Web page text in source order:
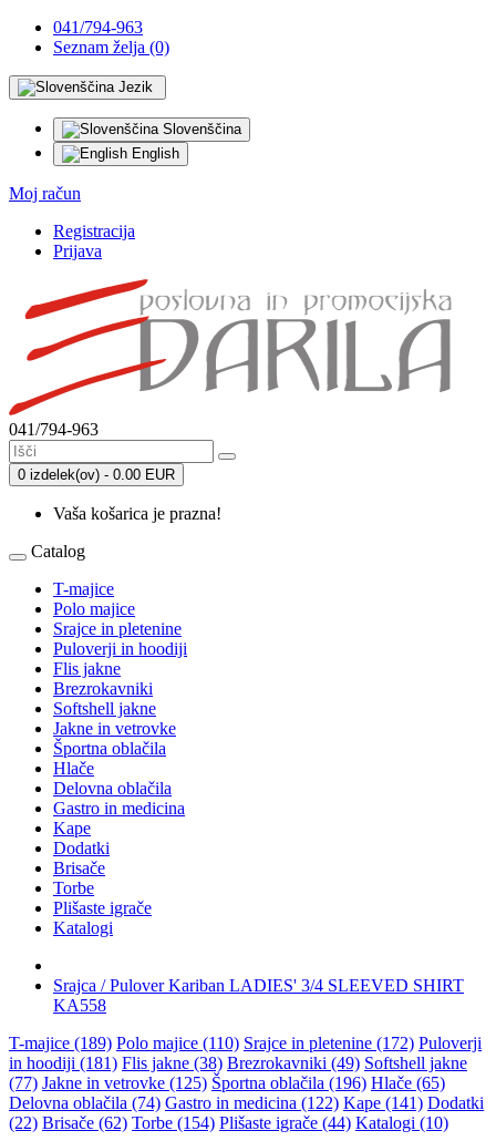
041/794-963
Seznam želja (0)
Jezik
Slovenščina
English
Moj račun
Registracija
Prijava
041/794-963
0 izdelek(ov) - 0.00 EUR
Vaša košarica je prazna!
Catalog
T-majice
Polo majice
Srajce in pletenine
Puloverji in hoodiji
Flis jakne
Brezrokavniki
Softshell jakne
Jakne in vetrovke
Športna oblačila
Hlače
Delovna oblačila
Gastro in medicina
Kape
Dodatki
Brisače
Torbe
Plišaste igrače
Katalogi
Srajca / Pulover Kariban LADIES' 3/4 SLEEVED SHIRT
KA558
T-majice (189) Polo majice (110) Srajce in pletenine (172) Puloverji
in hoodiji (181) Flis jakne (38) Brezrokavniki (49) Softshell jakne
(77) Jakne in vetrovke (125) Športna oblačila (196) Hlače (65)
Delovna oblačila (74) Gastro in medicina (122) Kape (141) Dodatki
(22) Brisače (62) Torbe (154) Plišaste igrače (44) Katalogi (10)